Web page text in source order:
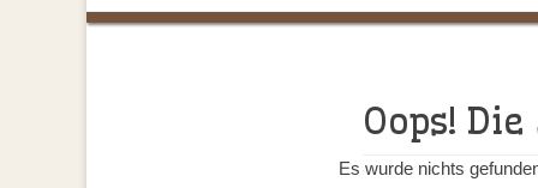
springen
Oops!
Es wurde nichts